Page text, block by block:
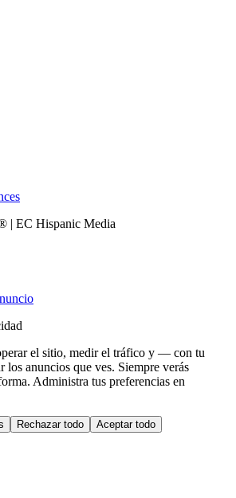
| EC Hispanic Media
el sitio, medir el tráfico y — con tu
anuncios que ves. Siempre verás
Administra tus preferencias en
Rechazar todo Aceptar todo